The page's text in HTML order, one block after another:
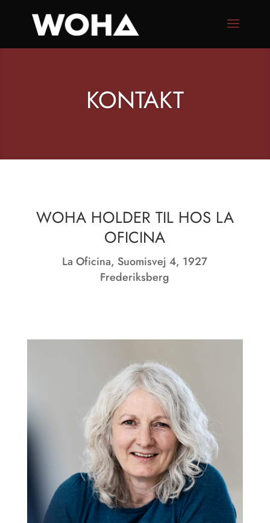
KONTAKT
WOHA HOLDER TIL HOS LA
OFICINA
La Oficina, Suomisvej 4, 1927
Frederiksberg